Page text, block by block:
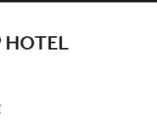
HOTEL